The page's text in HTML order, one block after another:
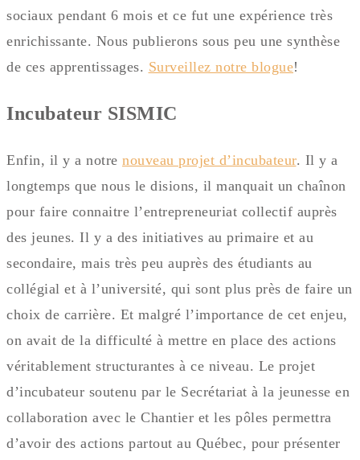
sociaux pendant 6 mois et ce fut une expérience très
enrichissante. Nous publierons sous peu une synthèse
de ces apprentissages. Surveillez notre blogue!
Incubateur SISMIC
Enfin, il y a notre nouveau projet d’incubateur. Il y a
longtemps que nous le disions, il manquait un chaînon
pour faire connaitre l’entrepreneuriat collectif auprès
des jeunes. Il y a des initiatives au primaire et au
secondaire, mais très peu auprès des étudiants au
collégial et à l’université, qui sont plus près de faire un
choix de carrière. Et malgré l’importance de cet enjeu,
on avait de la difficulté à mettre en place des actions
véritablement structurantes à ce niveau. Le projet
d’incubateur soutenu par le Secrétariat à la jeunesse en
collaboration avec le Chantier et les pôles permettra
d’avoir des actions partout au Québec, pour présenter